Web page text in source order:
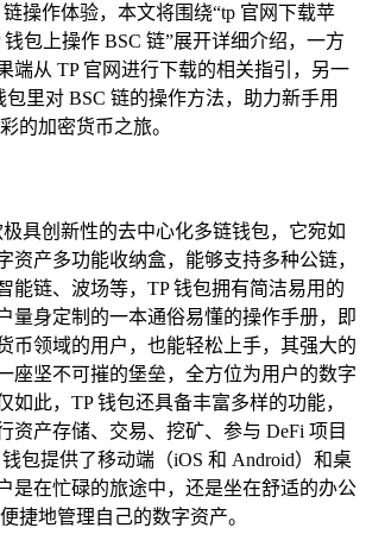
操作体验，本文将围绕“tp 官网下载苹
钱包上操作 BSC 链”展开详细介绍，一方
端从 TP 官网进行下载的相关指引，另一
包里对 BSC 链的操作方法，助力新手用
的加密货币之旅。
极具创新性的去中心化多链钱包，它宛如
资产多功能收纳盒，能够支持多种公链，
能链、波场等，TP 钱包拥有简洁易用的
量身定制的一本通俗易懂的操作手册，即
币领域的用户，也能轻松上手，其强大的
座坚不可摧的堡垒，全方位为用户的数字
如此，TP 钱包还具备丰富多样的功能，
资产存储、交易、挖矿、参与 DeFi 项目
包提供了移动端（iOS 和 Android）和桌
是在忙碌的旅途中，还是坐在舒适的办公
捷地管理自己的数字资产。